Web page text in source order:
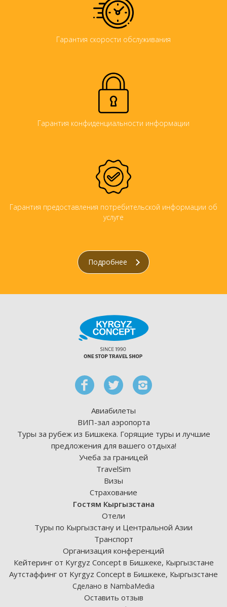
Гарантия скорости обслуживания
Гарантия конфиденциальности информации
Гарантия предоставления потребительской информации об
услуге
Подробнее
Авиабилеты
ВИП-зал аэропорта
Туры за рубеж из Бишкека. Горящие туры и лучшие
предложения для вашего отдыха!
Учеба за границей
TravelSim
Визы
Страхование
Гостям Кыргызстана
Отели
Туры по Кыргызстану и Центральной Азии
Транспорт
Организация конференций
Кейтеринг от Kyrgyz Concept в Бишкеке, Кыргызстане
Аутстаффинг от Kyrgyz Concept в Бишкеке, Кыргызстане
Сделано в NambaMedia
Оставить отзыв